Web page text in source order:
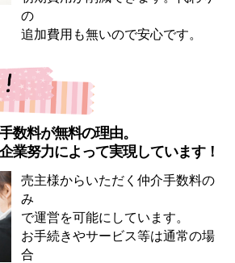
の
追加費用も無いので安心です。
数料が無料の理由。
業努力によって実現しています！
売主様からいただく仲介手数料の
み
で運営を可能にしています。
お手続きやサービス等は通常の場
合